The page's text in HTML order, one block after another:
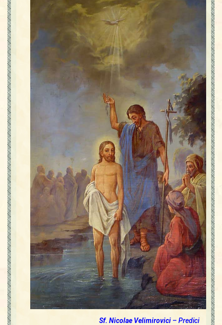
Icoane
Mărgăritare
Calendar
Glosar
Repere
Contact
Sf. Nicolae Velimirovici– Predici